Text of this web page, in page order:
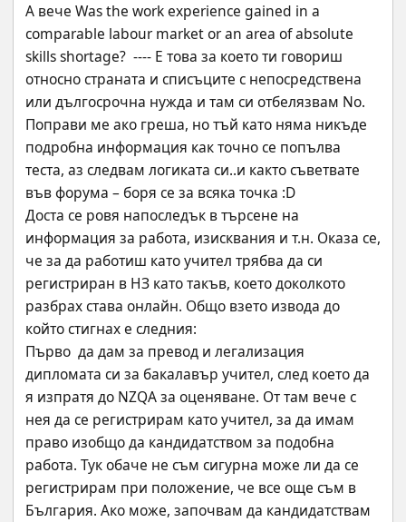
А вече Was the work experience gained in a
comparable labour market or an area of absolute
skills shortage?  ---- Е това за което ти говориш
относно страната и списъците с непосредствена
или дългосрочна нужда и там си отбелязвам No.
Поправи ме ако греша, но тъй като няма никъде
подробна информация как точно се попълва
теста, аз следвам логиката си..и както съветвате
във форума – боря се за всяка точка :D
Доста се ровя напоследък в търсене на
информация за работа, изисквания и т.н. Оказа се,
че за да работиш като учител трябва да си
регистриран в НЗ като такъв, което доколкото
разбрах става онлайн. Общо взето извода до
който стигнах е следния:
Първо  да дам за превод и легализация
дипломата си за бакалавър учител, след което да
я изпратя до NZQA за оценяване. От там вече с
нея да се регистрирам като учител, за да имам
право изобщо да кандидатством за подобна
работа. Тук обаче не съм сигурна може ли да се
регистрирам при положение, че все още съм в
България. Ако може, започвам да кандидатствам